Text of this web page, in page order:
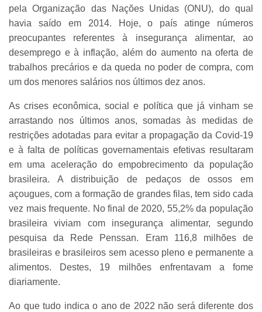
pela Organização das Nações Unidas (ONU), do qual
havia saído em 2014. Hoje, o país atinge números
preocupantes referentes à insegurança alimentar, ao
desemprego e à inflação, além do aumento na oferta de
trabalhos precários e da queda no poder de compra, com
um dos menores salários nos últimos dez anos.
As crises econômica, social e política que já vinham se
arrastando nos últimos anos, somadas às medidas de
restrições adotadas para evitar a propagação da Covid-19
e à falta de políticas governamentais efetivas resultaram
em uma aceleração do empobrecimento da população
brasileira. A distribuição de pedaços de ossos em
açougues, com a formação de grandes filas, tem sido cada
vez mais frequente. No final de 2020, 55,2% da população
brasileira viviam com insegurança alimentar, segundo
pesquisa da Rede Penssan. Eram 116,8 milhões de
brasileiras e brasileiros sem acesso pleno e permanente a
alimentos. Destes, 19 milhões enfrentavam a fome
diariamente.
Ao que tudo indica o ano de 2022 não será diferente dos